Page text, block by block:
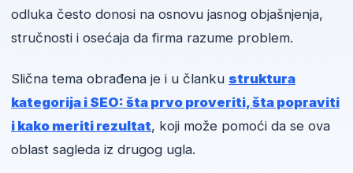
odluka često donosi na osnovu jasnog objašnjenja,
stručnosti i osećaja da firma razume problem.
Slična tema obrađena je i u članku struktura
kategorija i SEO: šta prvo proveriti, šta popraviti
i kako meriti rezultat, koji može pomoći da se ova
oblast sagleda iz drugog ugla.